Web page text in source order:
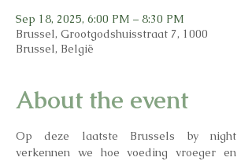
Sep 18, 2025, 6:00 PM – 8:30 PM
Brussel, Grootgodshuisstraat 7, 1000
Brussel, België
About the event
Op deze laatste Brussels by night
verkennen we hoe voeding vroeger en